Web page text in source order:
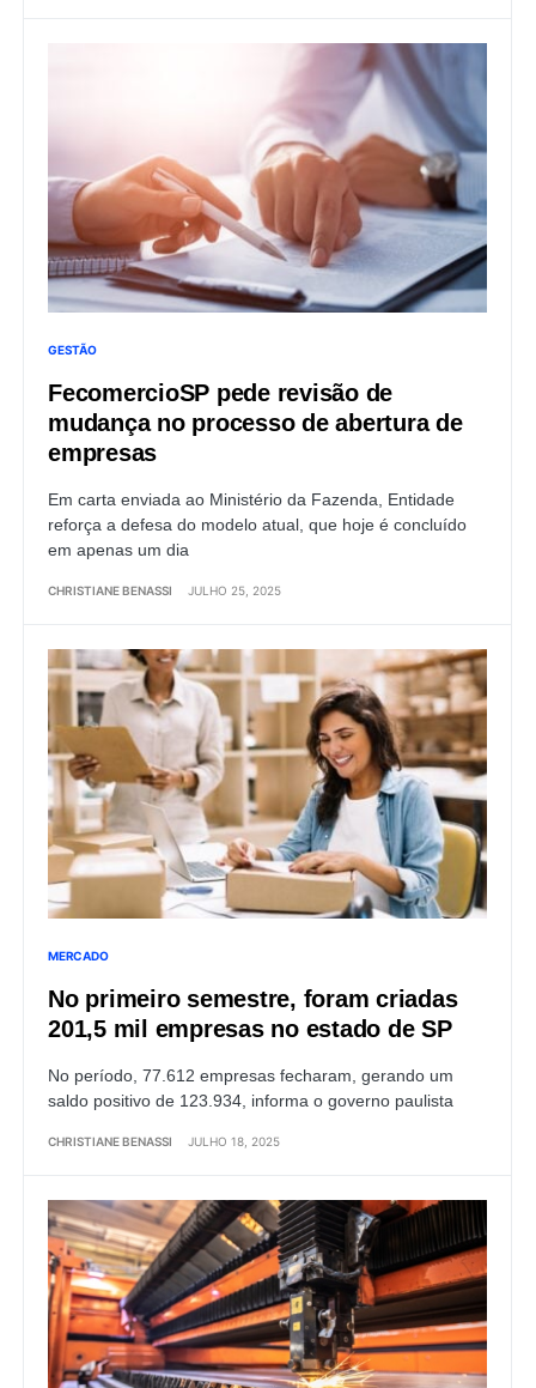
GESTÃO
FecomercioSP pede revisão de
mudança no processo de abertura de
empresas
Em carta enviada ao Ministério da Fazenda, Entidade
reforça a defesa do modelo atual, que hoje é concluído
em apenas um dia
CHRISTIANE BENASSI JULHO 25, 2025
MERCADO
No primeiro semestre, foram criadas
201,5 mil empresas no estado de SP
No período, 77.612 empresas fecharam, gerando um
saldo positivo de 123.934, informa o governo paulista
CHRISTIANE BENASSI JULHO 18, 2025